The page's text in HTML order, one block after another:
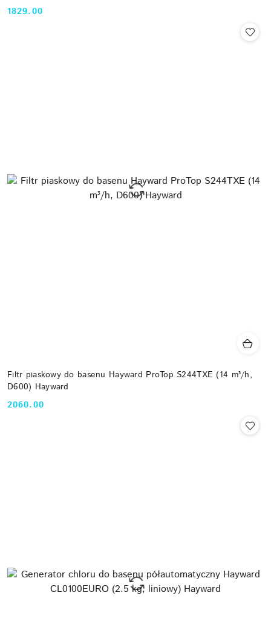
Cena:
1829.00
Filtr piaskowy do basenu Hayward ProTop S244TXE (14 m³/h,
D600) Hayward
Cena:
2060.00